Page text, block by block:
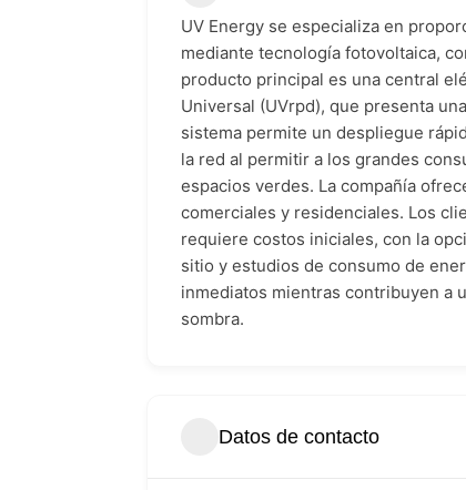
UV Energy se especializa en
mediante tecnología fotovoltaica,
producto principal es una central
Universal (UVrpd), que presenta
sistema permite un despliegue
la red al permitir a los grandes
espacios verdes. La compañía
comerciales y residenciales. Los
requiere costos iniciales, con la
sitio y estudios de consumo de
inmediatos mientras contribuyen a
sombra.
Datos de contacto